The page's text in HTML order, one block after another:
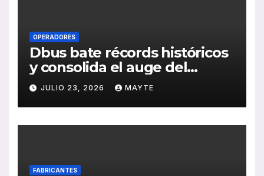
OPERADORES
Dbus bate récords históricos
y consolida el auge del
transporte público en San
Sebastián
JULIO 23, 2026 MAYTE
FABRICANTES